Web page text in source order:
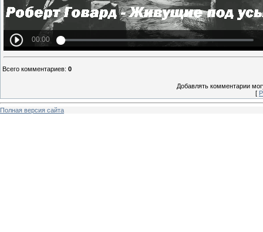
Всего комментариев: 0
Добавлять комментарии
[
Полная версия сайта